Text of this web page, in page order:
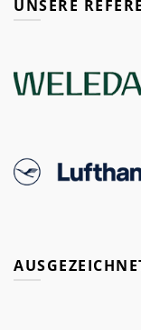
UNSERE